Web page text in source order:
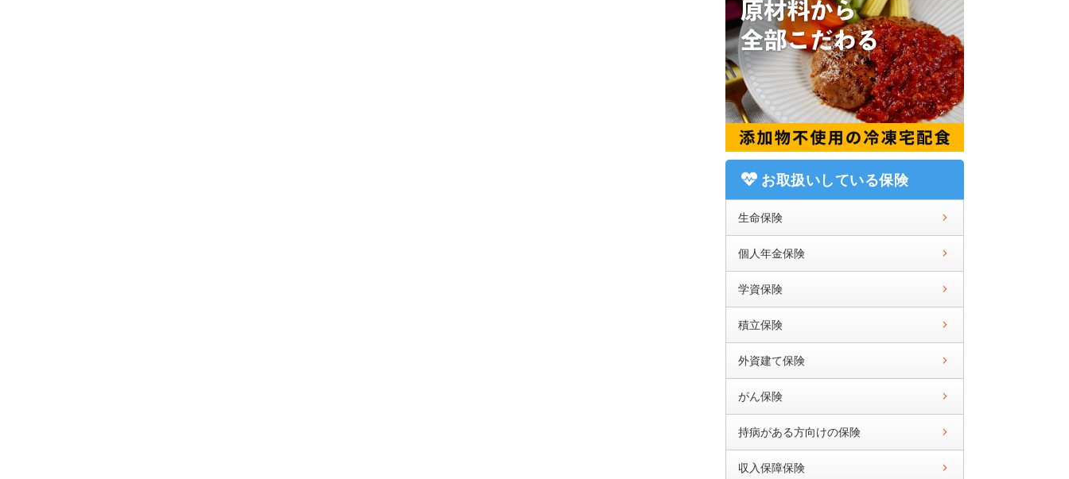
お取扱いしている保険
生命保険
個人年金保険
学資保険
積立保険
外資建て保険
がん保険
持病がある方向けの保険
収入保障保険